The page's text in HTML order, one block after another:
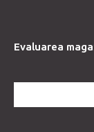
Evaluarea